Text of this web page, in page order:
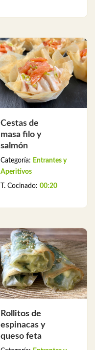
Cestas de
masa filo y
salmón
Categoría: Entrantes y
Aperitivos
T. Cocinado: 00:20
Rollitos de
espinacas y
queso feta